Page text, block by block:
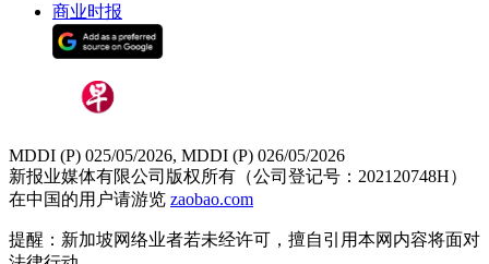
商业时报
MDDI (P) 025/05/2026, MDDI (P) 026/05/2026
新报业媒体有限公司版权所有（公司登记号：202120748H）
在中国的用户请游览 zaobao.com
提醒：新加坡网络业者若未经许可，擅自引用本网内容将面对